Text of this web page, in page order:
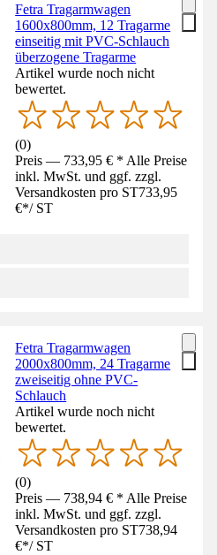
Fetra Tragarmwagen
1600x800mm, 12 Tragarme
einseitig mit PVC-Schlauch
überzogene Tragarme
Artikel wurde noch nicht
bewertet.
(0)
Preis — 733,95 € * Alle Preise
inkl. MwSt. und ggf. zzgl.
Versandkosten pro ST733,95
€*/ ST
Fetra Tragarmwagen
2000x800mm, 24 Tragarme
zweiseitig ohne PVC-
Schlauch
Artikel wurde noch nicht
bewertet.
(0)
Preis — 738,94 € * Alle Preise
inkl. MwSt. und ggf. zzgl.
Versandkosten pro ST738,94
€*/ ST